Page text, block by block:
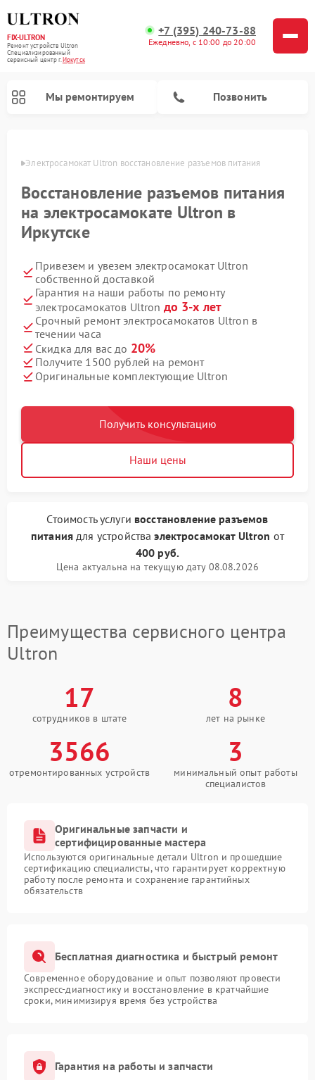
FIX-ULTRON
Ремонт устройств Ultron
Специализированный
cервисный центр г.Иркутск
+7 (395) 240-73-88
Ежедневно, с 10:00 до 20:00
Мы ремонтируем Позвонить
Электросамокат Ultron восстановление разъемов питания
Восстановление разъемов питания
на электросамокате Ultron в
Иркутске
Привезем и увезем электросамокат Ultron
собственной доставкой
Гарантия на наши работы по ремонту
электросамокатов Ultron до 3-х лет
Срочный ремонт электросамокатов Ultron в
течении часа
Скидка для вас до 20%
Получите 1500 рублей на ремонт
Оригинальные комплектующие Ultron
Получить консультацию
Наши цены
Стоимость услуги восстановление разъемов
питания для устройстваэлектросамокат Ultron от
400 руб.
Цена актуальна на текущую дату 08.08.2026
Преимущества сервисного центра
Ultron
17
сотрудников в штате
8
лет на рынке
3566
отремонтированных устройств
3
минимальный опыт работы
специалистов
Оригинальные запчасти и
сертифицированные мастера
Используются оригинальные детали Ultron и прошедшие
сертификацию специалисты, что гарантирует корректную
работу после ремонта и сохранение гарантийных
обязательств
Бесплатная диагностика и быстрый ремонт
Современное оборудование и опыт позволяют провести
экспресс-диагностику и восстановление в кратчайшие
сроки, минимизируя время без устройства
Гарантия на работы и запчасти